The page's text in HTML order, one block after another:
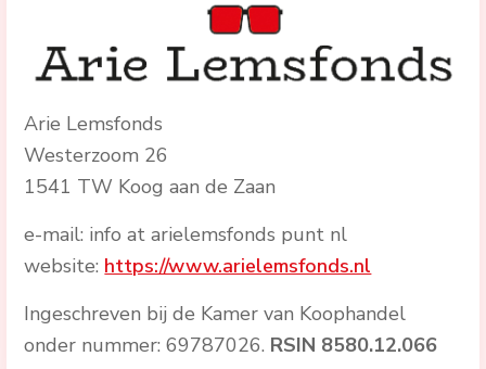
Arie Lemsfonds
Westerzoom 26
1541 TW Koog aan de Zaan
e-mail: info at arielemsfonds punt nl
website: https://www.arielemsfonds.nl
Ingeschreven bij de Kamer van Koophandel
onder nummer: 69787026. RSIN 8580.12.066